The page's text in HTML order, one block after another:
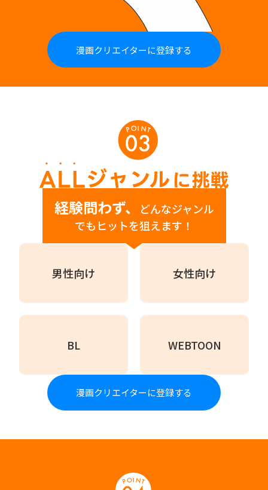
LINE登録でお仕事依頼&限定情報サクッとGET 既に
LINE登録でお仕事依頼&限
漫画クリエイターに登録する
経験問わず、
どんなジャンル
でもヒットを狙えます！
男性向け 女性向け
BL WEBTOON
漫画クリエイターに登録する